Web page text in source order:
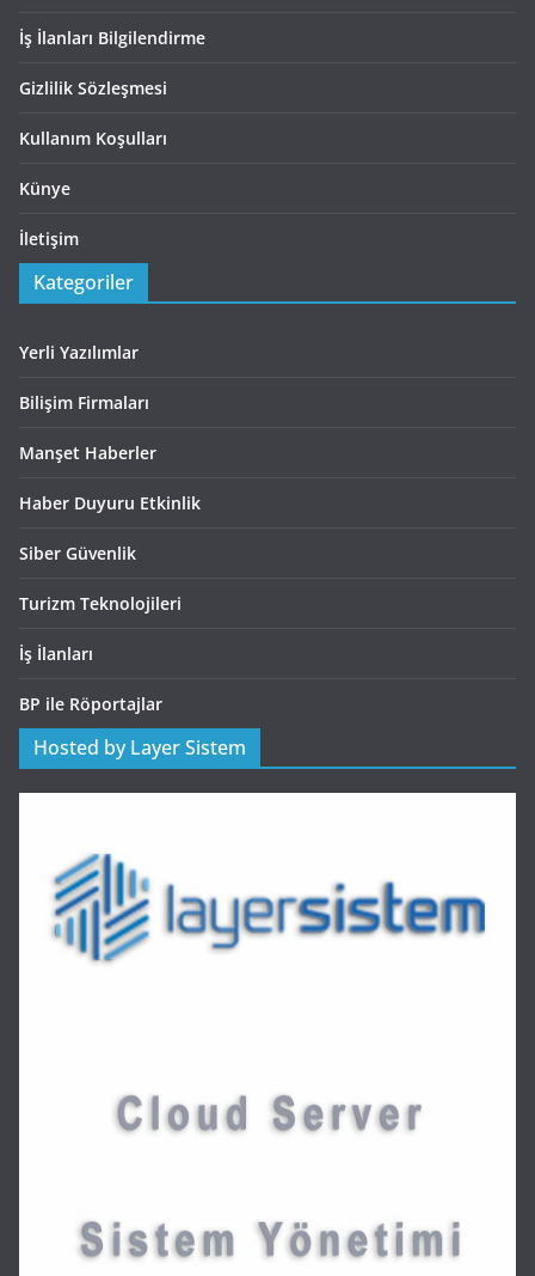
İş İlanları Bilgilendirme
Gizlilik Sözleşmesi
Kullanım Koşulları
Künye
İletişim
Kategoriler
Yerli Yazılımlar
Bilişim Firmaları
Manşet Haberler
Haber Duyuru Etkinlik
Siber Güvenlik
Turizm Teknolojileri
İş İlanları
BP ile Röportajlar
Hosted by Layer Sistem